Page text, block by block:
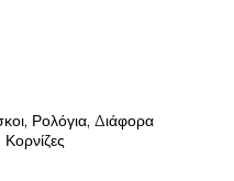
Ρολόγια, Διάφορα
Κορνίζες